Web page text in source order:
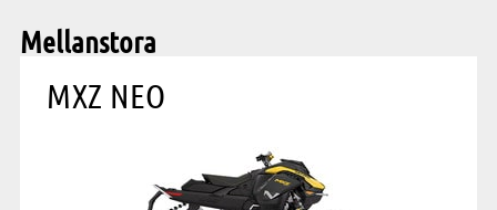
Mellanstora
MXZ NEO